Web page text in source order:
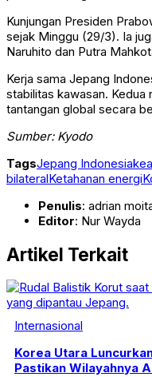
Kunjungan Presiden
sejak Minggu (29/3). Ia
Naruhito dan Putra
Kerja sama Jepang
stabilitas kawasan. Kedua
tantangan global secara
Sumber: Kyodo
TagsJepang Indonesia
bilateralKetahanan energi
Penulis: adrian
Editor: Nur Wayda
Artikel Terkait
Internasional
Korea Utara
Pastikan Wilayahnya